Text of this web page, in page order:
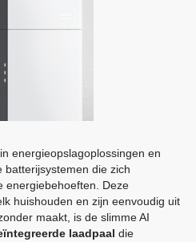
energieopslagoplossingen en
batterijsystemen die zich
energiebehoeften. Deze
huishouden en zijn eenvoudig uit
maakt, is de slimme AI
laadpaal die